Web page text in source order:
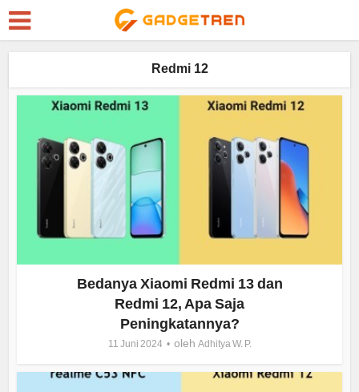
Redmi 12
Bedanya Xiaomi Redmi 13 dan
Redmi 12, Apa Saja
Peningkatannya?
11 Juni 2024 oleh Adhitya W. P.